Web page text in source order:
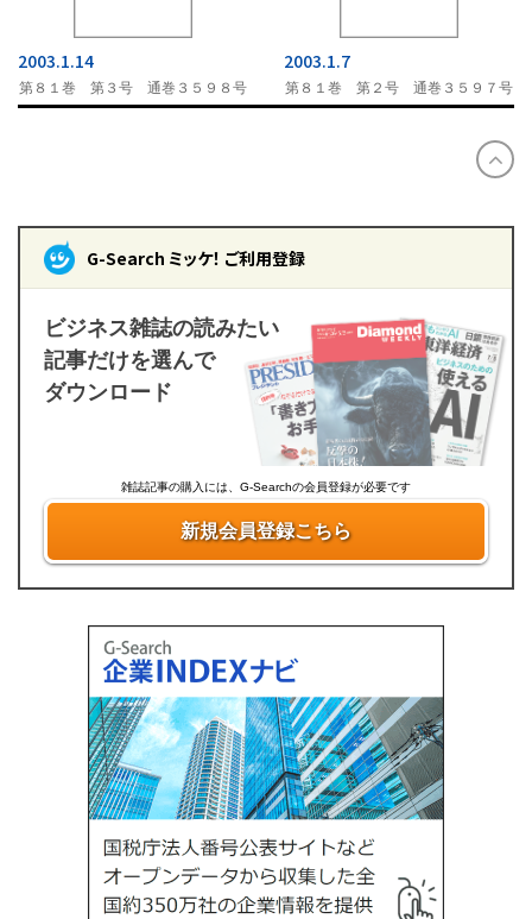
2003.1.14
第８１巻 第３号 通巻３５９８号
2003.1.7
第８１巻 第２号 通巻３５９７号
G-Search ミッケ！ ご利用登録
ビジネス雑誌の読みたい
記事だけを選んで
ダウンロード
雑誌記事の購入には、G-Searchの会員登録が必要です
新規会員登録こちら